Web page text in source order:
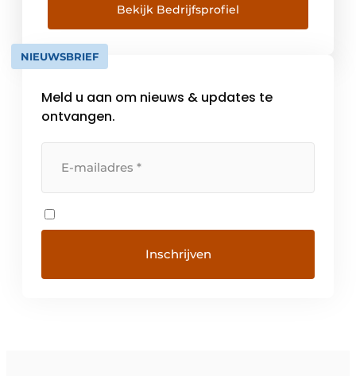
vrijstaand. Het merk biedt bovendien
integreerbare modellen die speciaal zijn
ontwikkeld voor een Side-By-Side opstelling.
Zo kunt […]
Bekijk Bedrijfsprofiel
NIEUWSBRIEF
Meld u aan om nieuws & updates te
ontvangen.